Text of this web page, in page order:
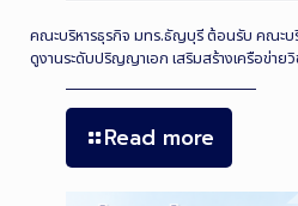
คณะบริหารธุรกิจ มทร.ธัญบุรี ต้อนรับ คณะบ
ดูงานระดับปริญญาเอก เสริมสร้างเครือข่าย
Read more